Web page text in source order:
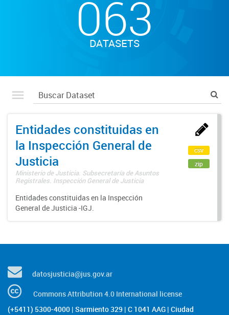
063
DATASETS
Entidades constituidas en
la Inspección General de
Justicia
Ministerio de Justicia. Subsecretaría de Asuntos
Registrales. Inspección General de Justicia
Entidades constituidas en la Inspección
General de Justicia -IGJ.
csv
zip
datosjusticia@jus.gov.ar
Commons Attribution 4.0 International license
(+5411) 5300-4000 | Sarmiento 329 | C 1041 AAG | Ciudad